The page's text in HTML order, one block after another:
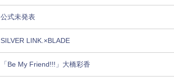
公式未発表
SILVER LINK.×BLADE
「Be My Friend!!!」大橋彩香